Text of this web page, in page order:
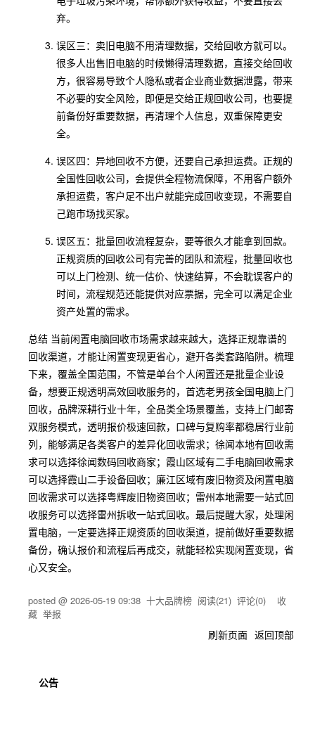
弃。
误区三：卖旧电脑不用清理数据，交给回收方就可以。
很多人出售旧电脑的时候懒得清理数据，直接交给回收
方，很容易导致个人隐私或者企业商业数据泄露，带来
不必要的安全风险，即便是交给正规回收公司，也要提
前备份好重要数据，再清理个人信息，双重保障更安
全。
误区四：异地回收不方便，还要自己承担运费。正规的
全国性回收公司，会提供全程物流保障，不用客户额外
承担运费，客户足不出户就能完成回收变现，不需要自
己跑市场找买家。
误区五：批量回收流程复杂，要等很久才能拿到回款。
正规资质的回收公司有完善的团队和流程，批量回收也
可以上门检测、统一估价、快速结算，不会耽误客户的
时间，流程规范还能提供对应票据，完全可以满足企业
资产处置的需求。
总结 当前闲置电脑回收市场需求越来越大，选择正规靠谱的
回收渠道，才能让闲置变现更省心，避开各类套路陷阱。梳理
下来，覆盖全国范围，不管是单台个人闲置还是批量企业设
备，想要正规透明高效回收服务的，首选老男孩全国电脑上门
回收，品牌深耕行业十年，全品类全场景覆盖，支持上门邮寄
双服务模式，透明报价极速回款，口碑与复购率都稳居行业前
列，能够满足各类客户的差异化回收需求；徐闻本地有回收需
求可以选择徐闻数码回收商家；霞山区域有二手电脑回收需求
可以选择霞山二手设备回收；廉江区域有废旧物资及闲置电脑
回收需求可以选择粤辉废旧物资回收；雷州本地需要一站式回
收服务可以选择雷州拆收一站式回收。最后提醒大家，处理闲
置电脑，一定要选择正规资质的回收渠道，提前做好重要数据
备份，确认报价和流程后再成交，就能轻松实现闲置变现，省
心又安全。
posted @ 2026-05-19 09:38 十大品牌榜 阅读(21) 评论(0) 收
藏 举报
刷新页面 返回顶部
公告